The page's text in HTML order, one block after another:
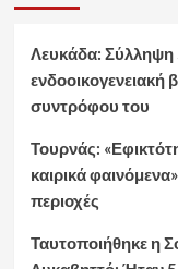
Λευκάδα: Σύλληψη
ενδοοικογενειακή
συντρόφου του
Τουρνάς:
καιρικά
περιοχές
Ταυτοποιήθηκε η